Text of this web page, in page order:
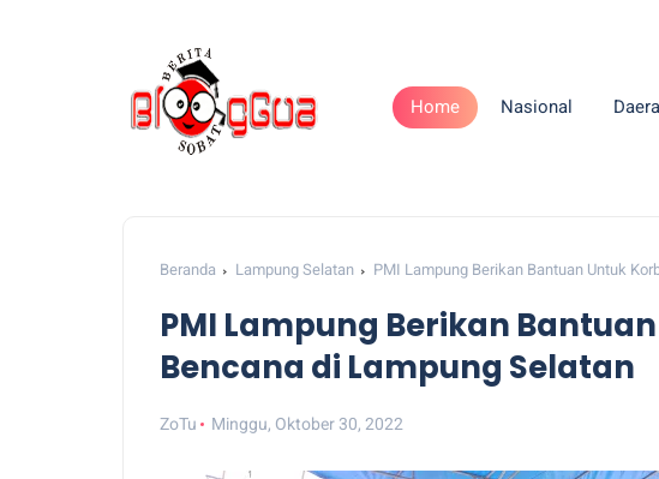
Home Nasional
Beranda Lampung Selatan PMI Lampung Berikan Bantuan Untuk
PMI Lampung Berikan
Bencana di Lampung Selatan
ZoTu Minggu, Oktober 30, 2022